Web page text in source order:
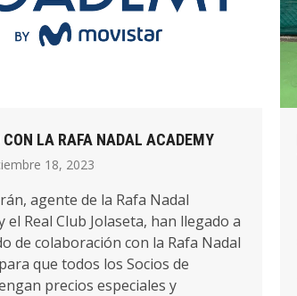
CON LA RAFA NADAL ACADEMY
18, 2023
agente de la Rafa Nadal
el Real Club Jolaseta, han llegado a
de colaboración con la Rafa Nadal
que todos los Socios de
precios especiales y